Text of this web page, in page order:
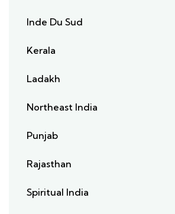
Inde Du Sud
Kerala
Ladakh
Northeast India
Punjab
Rajasthan
Spiritual India